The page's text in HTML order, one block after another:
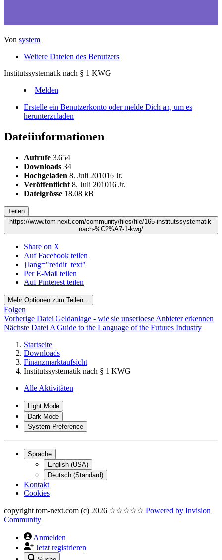
Von system
Weitere Dateien des Benutzers
Institutssystematik nach § 1 KWG
Melden
Erstelle ein Benutzerkonto oder melde Dich an, um es
herunterzuladen
Dateiinformationen
Aufrufe 3.654
Downloads 34
Hochgeladen 8. Juli 201016 Jr.
Veröffentlicht 8. Juli 201016 Jr.
Dateigrösse 18.08 kB
Teilen
https://www.tom-next.com/community/files/file/165-institutssystematik-
nach-%C2%A7-1-kwg/
Share on X
Auf Facebook teilen
{lang="reddit_text"
Per E-Mail teilen
Auf Pinterest teilen
Mehr Optionen zum Teilen...
Folgen
Vorherige Datei Geldanlage - wie sie unserioese Anbieter erkennen
Nächste Datei A Guide to the Language of the Futures Industry
Startseite
Downloads
Finanzmarktaufsicht
Institutssystematik nach § 1 KWG
Alle Aktivitäten
Light Mode
Dark Mode
System Preference
Sprache
English (USA)
Deutsch (Standard)
Kontakt
Cookies
copyright tom-next.com (c) 2026 ☆☆☆☆☆ Powered by Invision
Community
Anmelden
Jetzt registrieren